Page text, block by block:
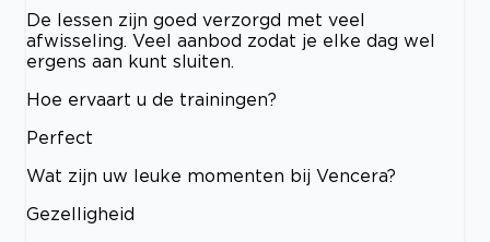
De lessen zijn goed verzorgd met veel
afwisseling. Veel aanbod zodat je elke dag wel
ergens aan kunt sluiten.
Hoe ervaart u de trainingen?
Perfect
Wat zijn uw leuke momenten bij Vencera?
Gezelligheid